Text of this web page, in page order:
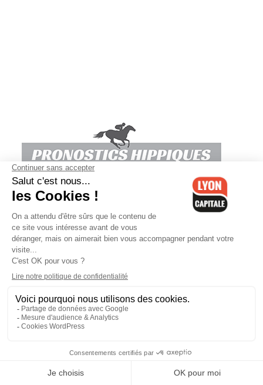
D'HEURE EN HEURE
Le Lyonnais Dorian Godon a terminé
le Tour de France avec quatre côtes
fracturées
08/08/26
08/08/26
Journée internationale du chat : cinq
endroits où les rencontrer
180 grammes de cocaïne retrouvés